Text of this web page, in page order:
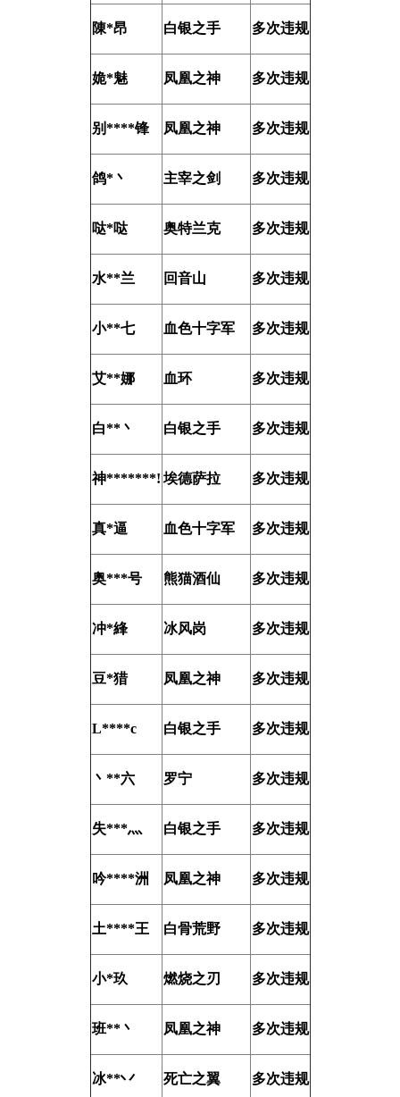
陳*昂 白银之手 多次违规
姽*魅 凤凰之神 多次违规
别****锋 凤凰之神 多次违规
鸽*丶 主宰之剑 多次违规
哒*哒 奥特兰克 多次违规
水**兰 回音山 多次违规
小**七 血色十字军 多次违规
艾**娜 血环 多次违规
白**丶 白银之手 多次违规
神*******! 埃德萨拉 多次违规
真*逼 血色十字军 多次违规
奥***号 熊猫酒仙 多次违规
冲*綘 冰风岗 多次违规
豆*猎 凤凰之神 多次违规
L****c 白银之手 多次违规
丶**六 罗宁 多次违规
失***灬 白银之手 多次违规
吟****洲 凤凰之神 多次违规
土****王 白骨荒野 多次违规
小*玖 燃烧之刃 多次违规
班**丶 凤凰之神 多次违规
冰**丷 死亡之翼 多次违规